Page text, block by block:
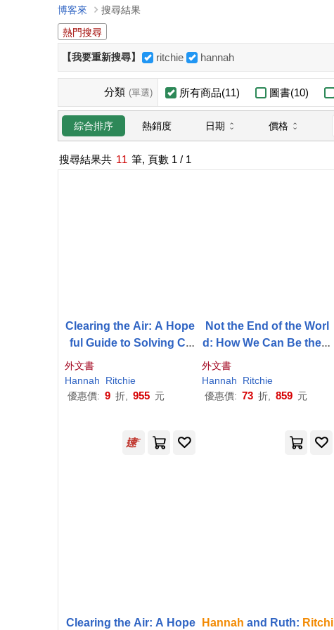
博客來
搜尋結果
熱門搜尋
【我要重新搜尋】 ritchie hannah
分類 (單選) 所有商品(11) 圖書(10)
綜合排序 熱銷度 日期 價格
搜尋結果共 11 筆, 頁數 1 / 1
Clearing the Air: A Hope
ful Guide to Solving Cli
mate Change in 50 Ques
tions and Answers
外文書
Hannah
Ritchie
優惠價: 9 折, 955 元
Not the End of the Worl
d: How We Can Be the F
irst Generation to Build
a Sustainable Planet
外文書
Hannah
Ritchie
優惠價: 73 折, 859 元
Clearing the Air: A Hope Hannah and Ruth: Ritchi